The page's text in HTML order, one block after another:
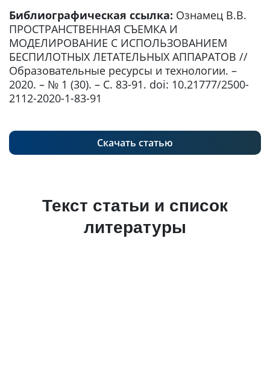
Библиографическая ссылка: Ознамец В.В.
ПРОСТРАНСТВЕННАЯ СЪЕМКА И
МОДЕЛИРОВАНИЕ С ИСПОЛЬЗОВАНИЕМ
БЕСПИЛОТНЫХ ЛЕТАТЕЛЬНЫХ АППАРАТОВ //
Образовательные ресурсы и технологии. –
2020. – № 1 (30). – С. 83-91. doi: 10.21777/2500-
2112-2020-1-83-91
Скачать статью
Текст статьи и список
литературы